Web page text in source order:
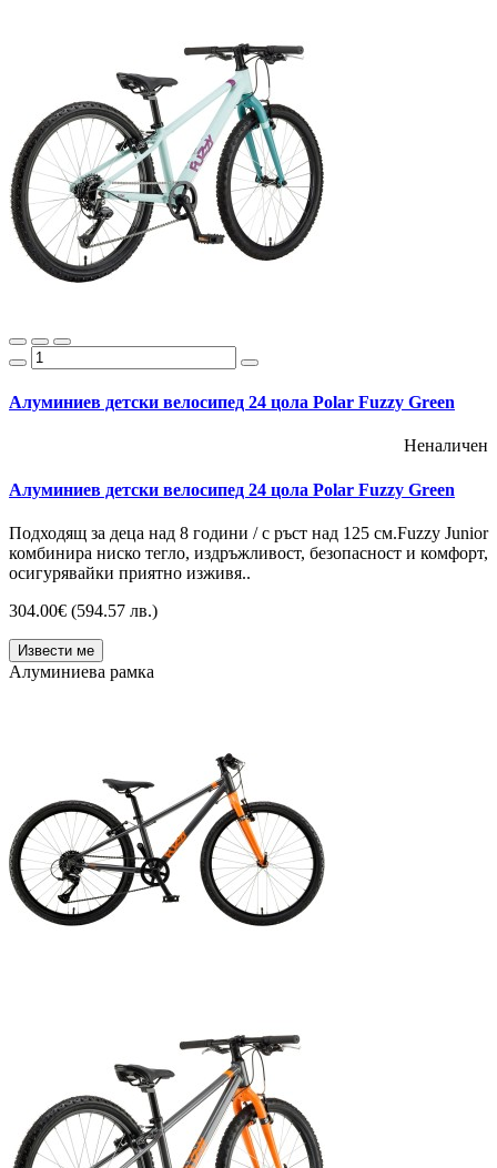
Алуминиев детски велосипед 24 цола Polar Fuzzy Green
Неналичен
Алуминиев детски велосипед 24 цола Polar Fuzzy Green
Подходящ за деца над 8 години / с ръст над 125 см.Fuzzy Junior
комбинира ниско тегло, издръжливост, безопасност и комфорт,
осигурявайки приятно изживя..
304.00€ (594.57 лв.)
Извести ме
Алуминиева рамка